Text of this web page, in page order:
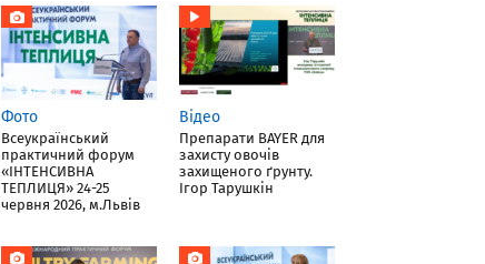
Фото
Всеукраїнський
практичний форум
«ІНТЕНСИВНА
ТЕПЛИЦЯ» 24-25
червня 2026, м.Львів
Відео
Препарати BAYER для
захисту овочів
захищеного ґрунту.
Ігор Тарушкін